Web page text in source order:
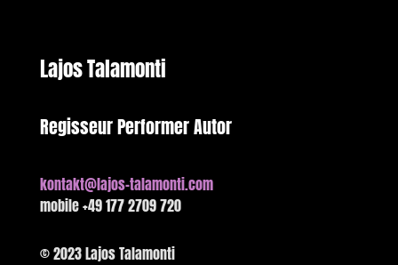
Lajos Talamonti
Regisseur Performer Autor
kontakt@lajos-talamonti.com
mobile +49 177 2709 720
© 2023 Lajos Talamonti